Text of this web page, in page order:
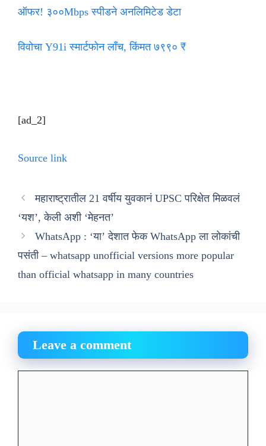
ऑफर! ३००Mbps स्पीडने अनलिमिटेड डेटा
विवोचा Y91i स्मार्टफोन लाँच, किंमत ७९९० ₹
[ad_2]
Source link
महाराष्ट्रातील 21 वर्षीय युवकानं UPSC परिक्षेत मिळवलं
‘यश’, केली अशी ‘मेहनत’
WhatsApp : ‘या’ देशात फेक WhatsApp ला लोकांची
पसंती – whatsapp unofficial versions more popular
than official whatsapp in many countries
Leave a comment